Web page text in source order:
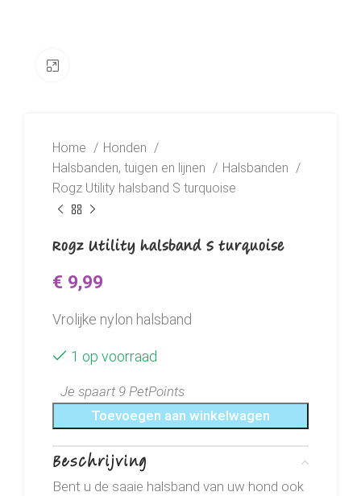
Home
Honden
Halsbanden, tuigen en lijnen
Halsbanden
Rogz Utility halsband S turquoise
Rogz Utility halsband S turquoise
€ 9,99
Vrolijke nylon halsband
1 op voorraad
Je spaart 9 PetPoints
Toevoegen aan winkelwagen
Beschrijving
Bent u de saaie halsband van uw hond ook